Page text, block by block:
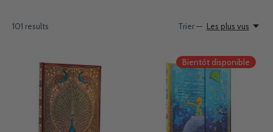
101 results Trier — Les plus vus
Bientôt disponible